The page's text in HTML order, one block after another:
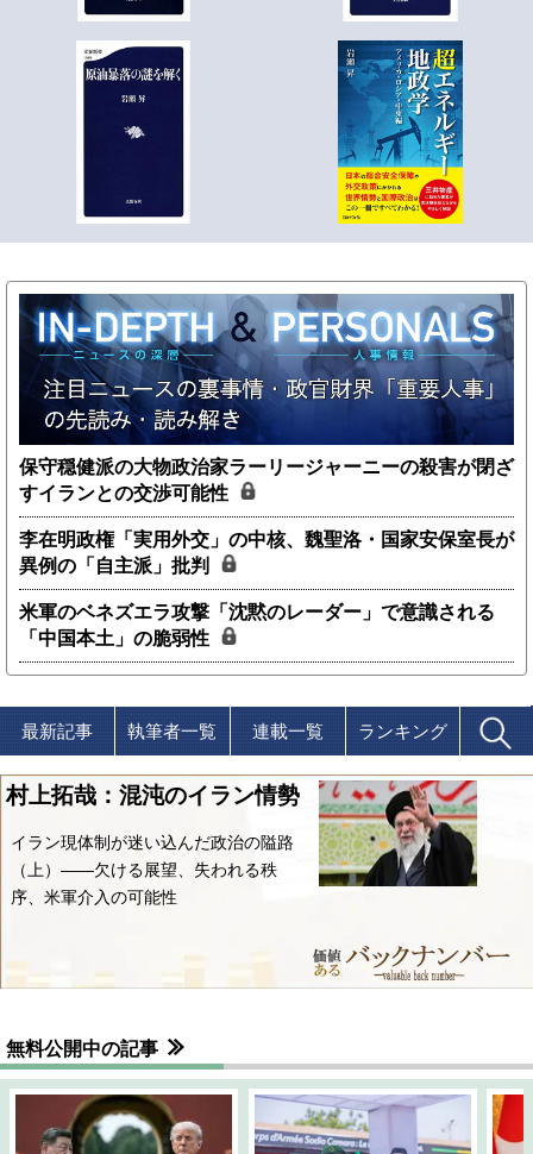
保守穏健派の大物政治家ラーリージャーニーの殺害が閉ざ
すイランとの交渉可能性
李在明政権「実用外交」の中核、魏聖洛・国家安保室長が
異例の「自主派」批判
米軍のベネズエラ攻撃「沈黙のレーダー」で意識される
「中国本土」の脆弱性
最新記事 執筆者一覧 連載一覧 ランキング
村上拓哉：混沌のイラン情勢
イラン現体制が迷い込んだ政治の隘路
（上）――欠ける展望、失われる秩
序、米軍介入の可能性
無料公開中の記事